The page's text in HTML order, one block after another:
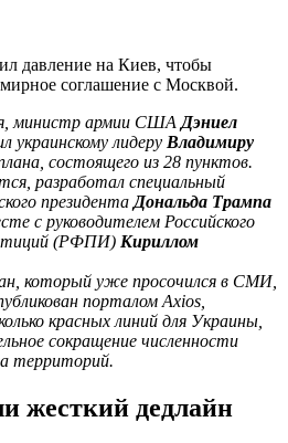
давление на Киев, чтобы
соглашение с Москвой.
министр армии США Дэниел
украинскому лидеру Владимиру
состоящего из 28 пунктов.
разработал специальный
президента Дональда Трампа
с руководителем Российского
(РФПИ) Кириллом
который уже просочился в СМИ,
порталом Axios,
красных линий для Украины,
сокращение численности
территорий.
жесткий дедлайн